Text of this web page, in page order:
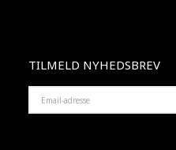
TILMELD NYHEDSBREV
ADRESSE